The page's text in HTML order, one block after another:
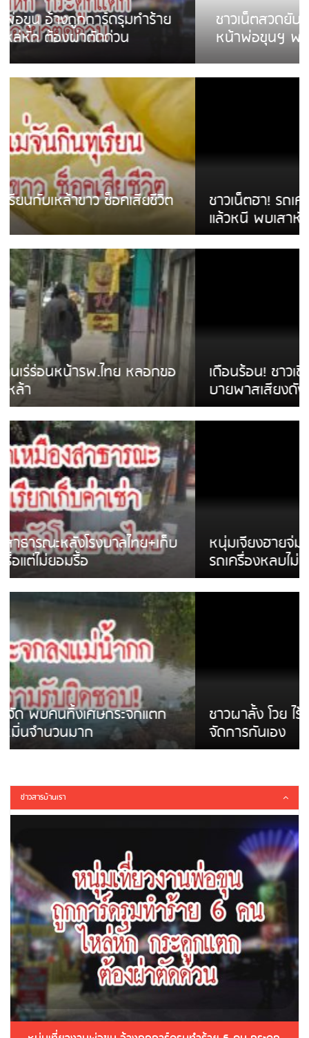
ชาวเน็ตสวดยับ! พบพม่าเร่ขายพวงมาลัย
หน้าพ่อขุนฯ พอไม่ซื้อเดินตาม
ชาวเน็ตฮา! รถเครื่องแม่สายชนป้ายร้านโลงศพ
แล้วหนี พบเสาหัก เบรคหัก หวิดได้ใช้บริการ
เดือนร้อน! ชาวเชียงรายบ่นรถ Isuzu สีขาวซิ่ง
บายพาสเสียงดังสร้างความรำคาญ
หนุ่มเจียงฮายจ่ม พบถังน้ำดื่มตกกลางถนน
รถเครื่องหลบไม่ทันล้มบาดเจ็บ
ชาวผาลั้ง โวย ไร้หน่วยงานดูแล ดินสไลด์ ต้อง
จัดการกันเอง
ข่าวสารบ้านเรา